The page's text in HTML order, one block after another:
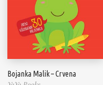
Bojanka Malik – Crvena